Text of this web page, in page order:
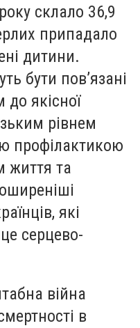
склало 36,9
припадало
дитини.
бути пов’язані
до якісної
рівнем
профілактикою
життя та
які
серцево-
війна
в